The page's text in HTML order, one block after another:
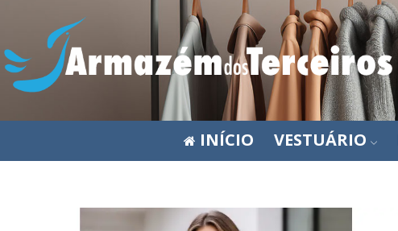
INÍCIO VESTUÁRIO